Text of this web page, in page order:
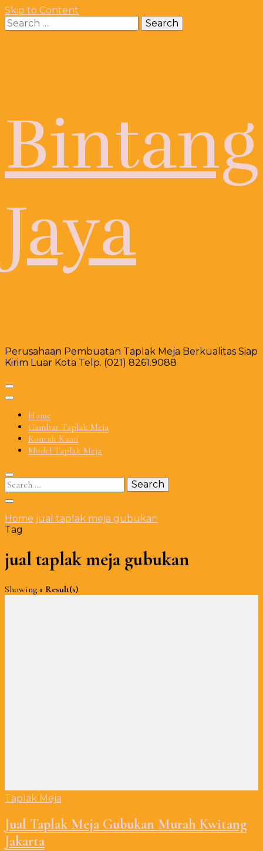
Skip to Content
Search
for:
Bintang
Jaya
Perusahaan Pembuatan Taplak Meja Berkualitas Siap
Kirim Luar Kota Telp. (021) 8261.9088
Home
Gambar Taplak Meja
Kontak Kami
Model Taplak Meja
Search
for:
Home jual taplak meja gubukan
Tag
jual taplak meja gubukan
Showing 1 Result(s)
Taplak Meja
Jual Taplak Meja Gubukan Murah Kwitang
Jakarta